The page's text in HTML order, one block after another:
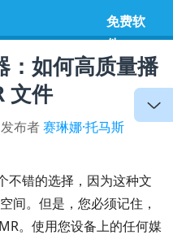
免费软
件
：如何高质量播
文件
发布者赛琳娜·托马斯
不错的选择，因为这种文
间。但是，您必须记住，
。使用您设备上的任何媒